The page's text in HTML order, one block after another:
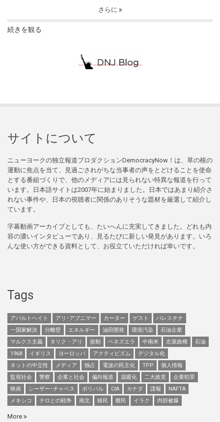
さらに
続きを観る
サイトについて
ニューヨークの独立報道プロダクションDemocracyNow！は、草の根の
運動に焦点を当て、見過ごされがちな当事者の声をとどけることを使命
とする番組づくりで、他のメディアには見られない特異な報道を行って
います。日本語サイトは2007年に始まりました。日本ではあまり紹介さ
れない事件や、日本の視聴者に関係のありそうな題材を厳選して紹介し
ています。
字幕動画アーカイブとしても、たいへんに充実してきました。どれも内
容の濃いインタビューであり、見るたびに新しい発見があります。いろ
んな使い方ができる資料として、お役立ていただければ幸いです。
Tags
アパルトヘイト アリ･アブニマー カーター ゲスト
パレスチナ
一国家解決
分離壁 エネルギー 油田開発 環境汚染
石油企業
マルクス主義
タリク・アリ 規制 ベネズエラ 中南米 左派政権
石油
1968
イギリス ヨーロッパ アクティビズム
デジタル化
ネットの中立性
メディア 独占 電波の民主化 TPP
個人情報
監視社会
警察 企業と社会 偏向報道 温暖化 二大政党
企業犯罪
映画
シーザー･チャベス ボリバル CIA カナダ 諜報
NAFTA
メキシコ
テロとの戦争 南北 移民 難民 イラク 内部被爆
More